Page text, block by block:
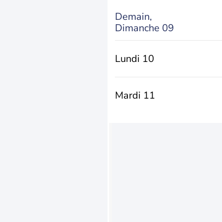
Demain,
Dimanche 09
Lundi 10
Mardi 11